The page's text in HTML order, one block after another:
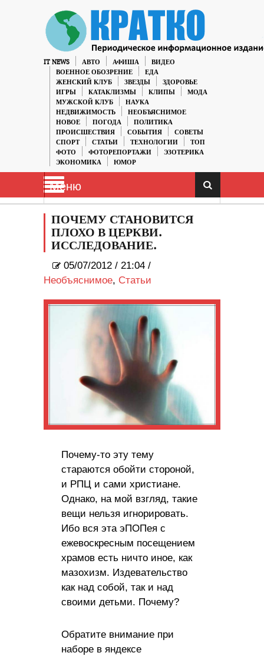
IT NEWS АВТО АФИША
ВИДЕО
ВОЕННОЕ ОБОЗРЕНИЕ
ЕДА
ЖЕНСКИЙ КЛУБ
ЗВЕЗДЫ
ЗДОРОВЬЕ
ИГРЫ
КАТАКЛИЗМЫ КЛИПЫ
МОДА
МУЖСКОЙ КЛУБ
НАУКА
НЕДВИЖИМОСТЬ
НЕОБЪЯСНИМОЕ
НОВОЕ
ПОГОДА
ПОЛИТИКА
ПРОИСШЕСТВИЯ
СОБЫТИЯ
СОВЕТЫ
СПОРТ
СТАТЬИ ТЕХНОЛОГИИ
ТОП
ФОТО
ФОТОРЕПОРТАЖИ
ЭЗОТЕРИКА
ЭКОНОМИКА
ЮМОР
Меню
ПОЧЕМУ СТАНОВИТСЯ
ПЛОХО В ЦЕРКВИ.
ИССЛЕДОВАНИЕ.
05/07/2012 / 21:04 /
Необъяснимое, Статьи
Почему-то эту тему
стараются обойти стороной,
и РПЦ и сами христиане.
Однако, на мой взгляд, такие
вещи нельзя игнорировать.
Ибо вся эта эПОПея с
ежевоскресным посещением
храмов есть ничто иное, как
мазохизм. Издевательство
как над собой, так и над
своими детьми. Почему?
Обратите внимание при
наборе в яндексе